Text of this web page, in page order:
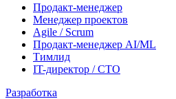
Продакт-менеджер
Менеджер проектов
Agile / Scrum
Продакт-менеджер AI/ML
Тимлид
IT-директор / CTO
Разработка